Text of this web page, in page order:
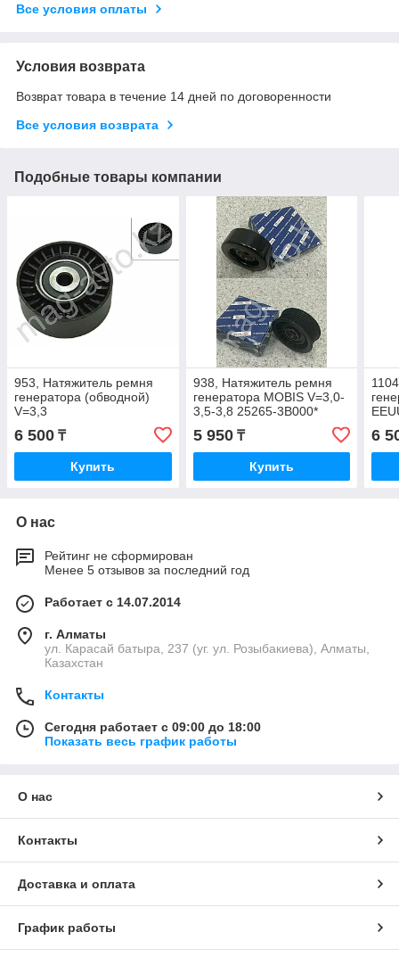
Все условия оплаты
Условия возврата
Возврат товара в течение 14 дней по договоренности
Все условия возврата
Подобные товары компании
953, Натяжитель ремня
генератора (обводной)
V=3,3
6 500 ₸
Купить
938, Натяжитель ремня
генератора MOBIS V=3,0-
3,5-3,8 25265-3B000*
5 950₸
Купить
6
О нас
Рейтинг не сформирован
Менее 5 отзывов за последний год
Работает с 14.07.2014
г. Алматы
ул. Карасай батыра, 237 (уг. ул. Розыбакиева), Алматы,
Казахстан
Контакты
Сегодня работает с 09:00 до 18:00
Показать весь график работы
О нас
Контакты
Доставка и оплата
График работы